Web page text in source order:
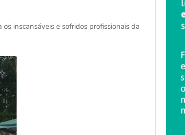
inscansáveis e sofridos profissionais da